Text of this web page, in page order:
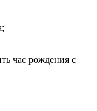
час рождения с